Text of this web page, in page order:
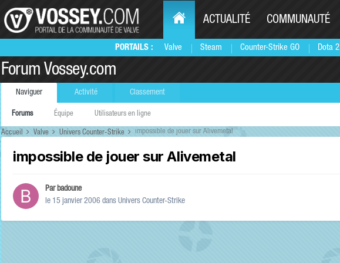
PORTAILS : Valve Steam Counter-Strike GO Dota 2
ACTUALITÉ COMMUNAUTÉ
Forum Vossey.com
Naviguer
Forums Équipe Utilisateurs en ligne
Activité Classement
Accueil Valve Univers Counter-Strike impossible de jouer sur Alivemetal
impossible de jouer sur Alivemetal
Parbadoune
le 15 janvier 2006 dans Univers Counter-Strike